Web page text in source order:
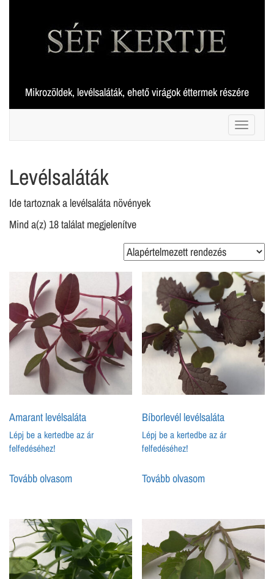
Mikrozöldek, levélsaláták, ehető virágok éttermek részére
Toggle
Levélsaláták
Ide tartoznak a levélsaláta növények
Mind a(z) 18 találat megjelenítve
Amarant levélsaláta
Lépj be a kertedbe az ár
felfedéséhez!
Tovább olvasom
Bíborlevél levélsaláta
Lépj be a kertedbe az ár
felfedéséhez!
Tovább olvasom